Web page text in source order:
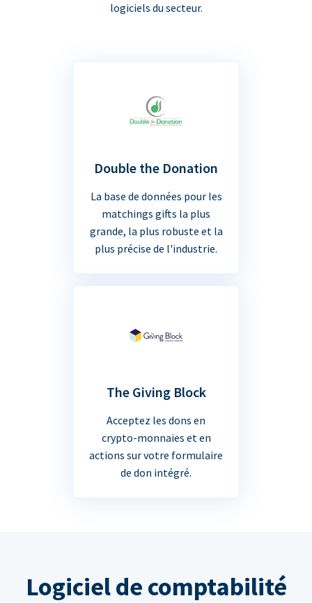
logiciels du secteur.
Double the Donation
La base de données pour les
matchings gifts la plus
grande, la plus robuste et la
plus précise de l'industrie.
The Giving Block
Acceptez les dons en
crypto-monnaies et en
actions sur votre formulaire
de don intégré.
Logiciel de comptabilité